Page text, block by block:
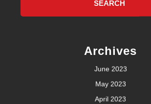
Archives
June 2023
May 2023
April 2023